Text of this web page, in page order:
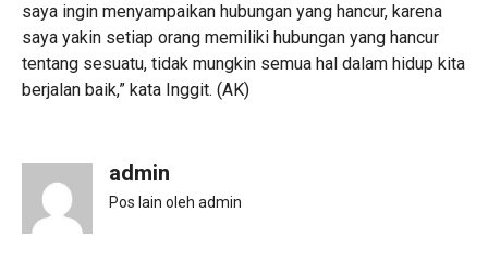
saya ingin menyampaikan hubungan yang hancur, karena
saya yakin setiap orang memiliki hubungan yang hancur
tentang sesuatu, tidak mungkin semua hal dalam hidup kita
berjalan baik,” kata Inggit. (AK)
admin
Pos lain oleh admin